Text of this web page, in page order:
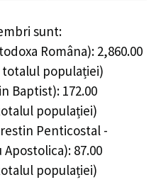
sunt:
Româna): 2,860.00
totalul populației)
Baptist): 172.00
populației)
Penticostal -
87.00
populației)